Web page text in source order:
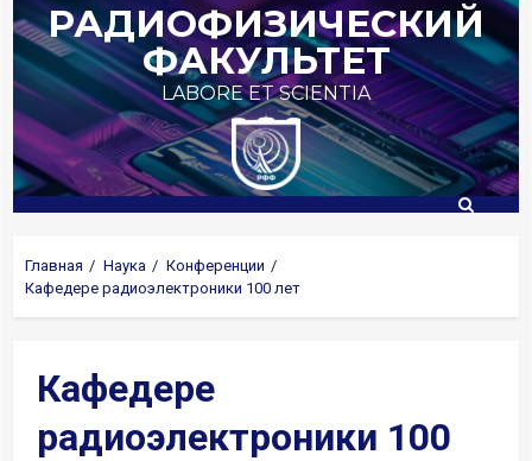
содержимому
РАДИОФИЗИЧЕСКИЙ
ФАКУЛЬТЕТ
LABORE ET SCIENTIA
Главная Наука
Конференции
Кафедере радиоэлектроники 100 лет
Кафедере
радиоэлектроники 100